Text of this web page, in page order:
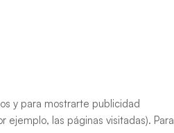
y para mostrarte publicidad
ejemplo, las páginas visitadas). Para